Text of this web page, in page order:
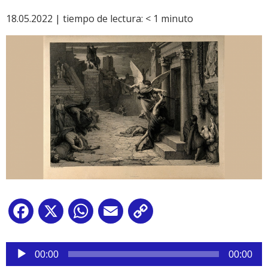
18.05.2022 | tiempo de lectura: < 1 minuto
Facebook
X WhatsApp
Email
Reproductor
audio
00:00 00:00